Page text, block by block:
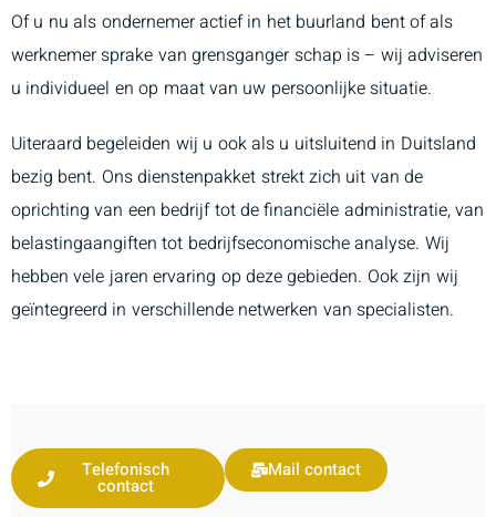
Of u nu als ondernemer actief in het buurland bent of als
werknemer sprake van grensganger schap is – wij adviseren
u individueel en op maat van uw persoonlijke situatie.
Uiteraard begeleiden wij u ook als u uitsluitend in Duitsland
bezig bent. Ons dienstenpakket strekt zich uit van de
oprichting van een bedrijf tot de financiële administratie, van
belastingaangiften tot bedrijfseconomische analyse. Wij
hebben vele jaren ervaring op deze gebieden. Ook zijn wij
geïntegreerd in verschillende netwerken van specialisten.
Telefonisch
contact
Mail contact